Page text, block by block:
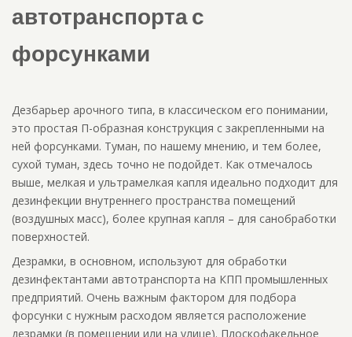
автотранспорта с
форсунками
Дезбарьер арочного типа, в классическом его понимании,
это простая П-образная конструкция с закрепленными на
ней форсунками. Туман, по нашему мнению, и тем более,
сухой туман, здесь точно не подойдет. Как отмечалось
выше, мелкая и ультрамелкая капля идеально подходит для
дезинфекции внутреннего пространства помещений
(воздушных масс), более крупная капля – для санобработки
поверхностей.
Дезрамки, в основном, используют для обработки
дезинфектантами автотранспорта на КПП промышленных
предприятий. Очень важным фактором для подбора
форсунки с нужным расходом является расположение
дезрамки (в помещении или на улице). Плоскофакельное